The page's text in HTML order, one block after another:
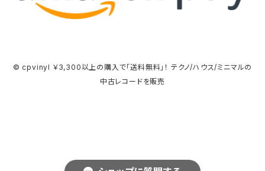
© cpvinyl ￥3,300以上の購入で「送料無料」！ テクノ/ハウス/ミニマルの
中古レコードを販売